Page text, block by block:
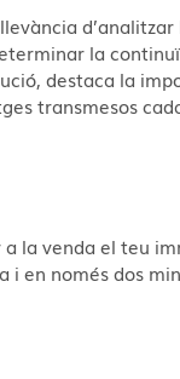
la
destaca la
transmesos
a la venda el teu
en només dos